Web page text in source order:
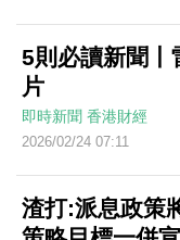
5則必讀新聞丨
片
即時新聞 香港財經
2026/02/24 07:11
渣打:派息政策